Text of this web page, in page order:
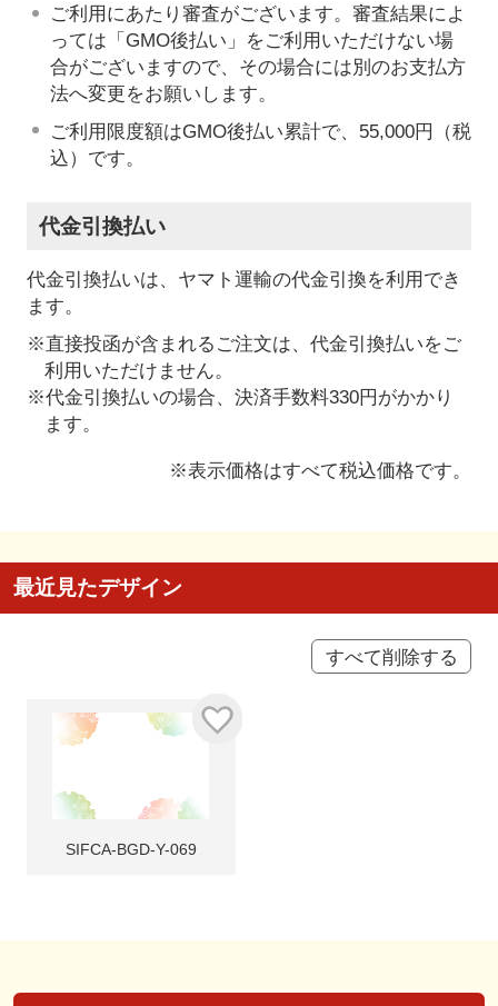
ご利用にあたり審査がございます。審査結果によ
っては「GMO後払い」をご利用いただけない場
合がございますので、その場合には別のお支払方
法へ変更をお願いします。
ご利用限度額はGMO後払い累計で、55,000円（税
込）です。
代金引換払い
代金引換払いは、ヤマト運輸の代金引換を利用でき
ます。
※直接投函が含まれるご注文は、代金引換払いをご
利用いただけません。
※代金引換払いの場合、決済手数料330円がかかり
ます。
※表示価格はすべて税込価格です。
最近見たデザイン
すべて削除する
SIFCA-BGD-Y-069